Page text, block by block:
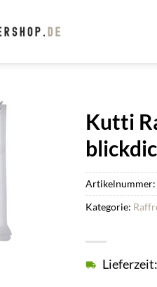
Kutti
Artikelnummer:
Kategorie: